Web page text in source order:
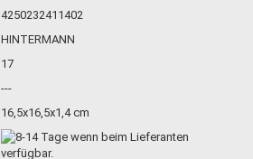
4250232411402
HINTERMANN
17
---
16,5x16,5x1,4 cm